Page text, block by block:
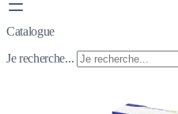
Catalogue
Je recherche...